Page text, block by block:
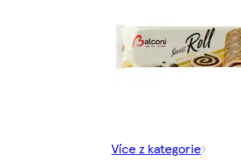
Více z kategorie